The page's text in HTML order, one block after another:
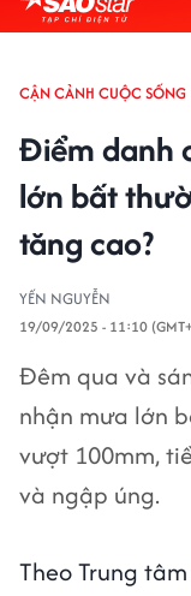
CẬN CẢNH CUỘC SỐNG
Điểm danh
lớn bất
tăng cao?
YẾN NGUYỄN
19/09/2025 - 11:10
Đêm qua và
nhận mưa lớn
vượt 100mm,
và ngập úng.
Theo Trung